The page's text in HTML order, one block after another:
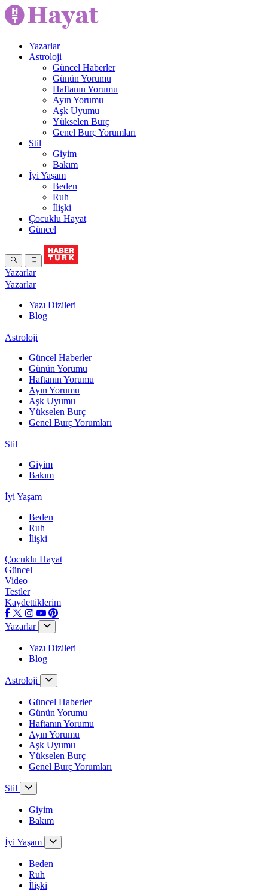
Yazarlar
Astroloji
Güncel Haberler
Günün Yorumu
Haftanın Yorumu
Ayın Yorumu
Aşk Uyumu
Yükselen Burç
Genel Burç Yorumları
Stil
Giyim
Bakım
İyi Yaşam
Beden
Ruh
İlişki
Çocuklu Hayat
Güncel
Yazarlar
Yazarlar
Yazı Dizileri
Blog
Astroloji
Güncel Haberler
Günün Yorumu
Haftanın Yorumu
Ayın Yorumu
Aşk Uyumu
Yükselen Burç
Genel Burç Yorumları
Stil
Giyim
Bakım
İyi Yaşam
Beden
Ruh
İlişki
Çocuklu Hayat
Güncel
Video
Testler
Kaydettiklerim
Yazarlar
Yazı Dizileri
Blog
Astroloji
Güncel Haberler
Günün Yorumu
Haftanın Yorumu
Ayın Yorumu
Aşk Uyumu
Yükselen Burç
Genel Burç Yorumları
Stil
Giyim
Bakım
İyi Yaşam
Beden
Ruh
İlişki